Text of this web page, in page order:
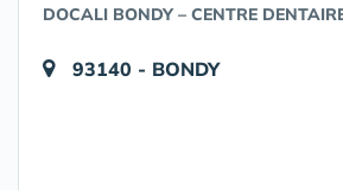
DOCALI BONDY – CENTRE
93140 - BONDY